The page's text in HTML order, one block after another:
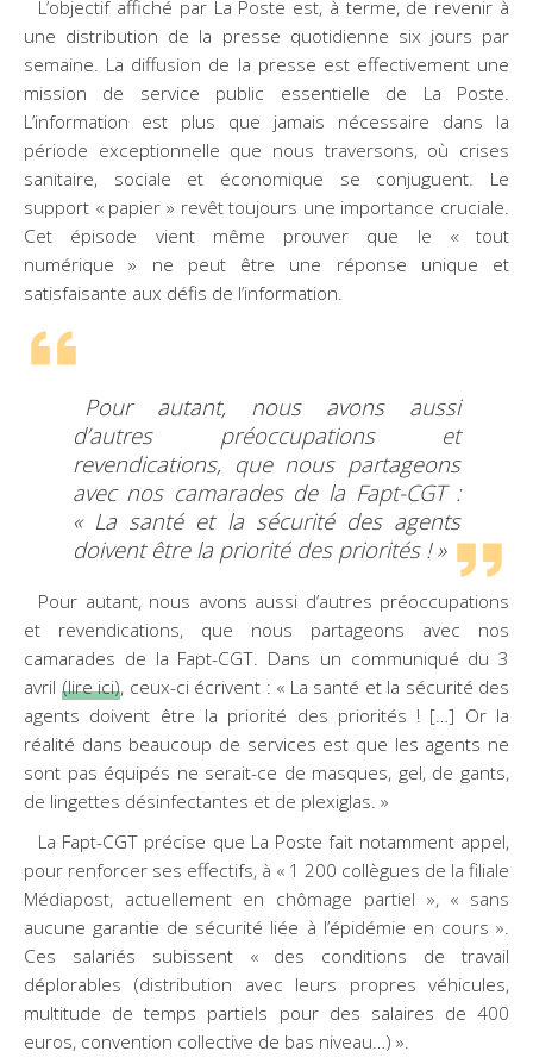
L’objectif affiché par La Poste est, à terme, de revenir à
une distribution de la presse quotidienne six jours par
semaine. La diffusion de la presse est effectivement une
mission de service public essentielle de La Poste.
L’information est plus que jamais nécessaire dans la
période exceptionnelle que nous traversons, où crises
sanitaire, sociale et économique se conjuguent. Le
support « papier » revêt toujours une importance cruciale.
Cet épisode vient même prouver que le « tout
numérique » ne peut être une réponse unique et
satisfaisante aux défis de l’information.
Pour autant, nous avons aussi
d’autres préoccupations et
revendications, que nous partageons
avec nos camarades de la Fapt-CGT :
« La santé et la sécurité des agents
doivent être la priorité des priorités ! »
Pour autant, nous avons aussi d’autres préoccupations
et revendications, que nous partageons avec nos
camarades de la Fapt-CGT. Dans un communiqué du 3
avril (lire ici), ceux-ci écrivent : « La santé et la sécurité des
agents doivent être la priorité des priorités ! […] Or la
réalité dans beaucoup de services est que les agents ne
sont pas équipés ne serait-ce de masques, gel, de gants,
de lingettes désinfectantes et de plexiglas. »
La Fapt-CGT précise que La Poste fait notamment appel,
pour renforcer ses effectifs, à « 1 200 collègues de la filiale
Médiapost, actuellement en chômage partiel », « sans
aucune garantie de sécurité liée à l’épidémie en cours ».
Ces salariés subissent « des conditions de travail
déplorables (distribution avec leurs propres véhicules,
multitude de temps partiels pour des salaires de 400
euros, convention collective de bas niveau…) ».